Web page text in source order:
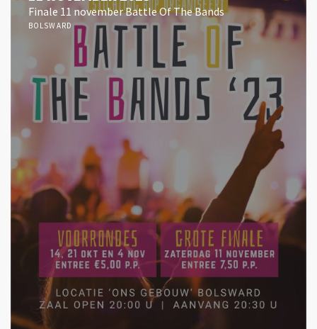
Finale 11 november Battle Of The Bands
BOLSWARD